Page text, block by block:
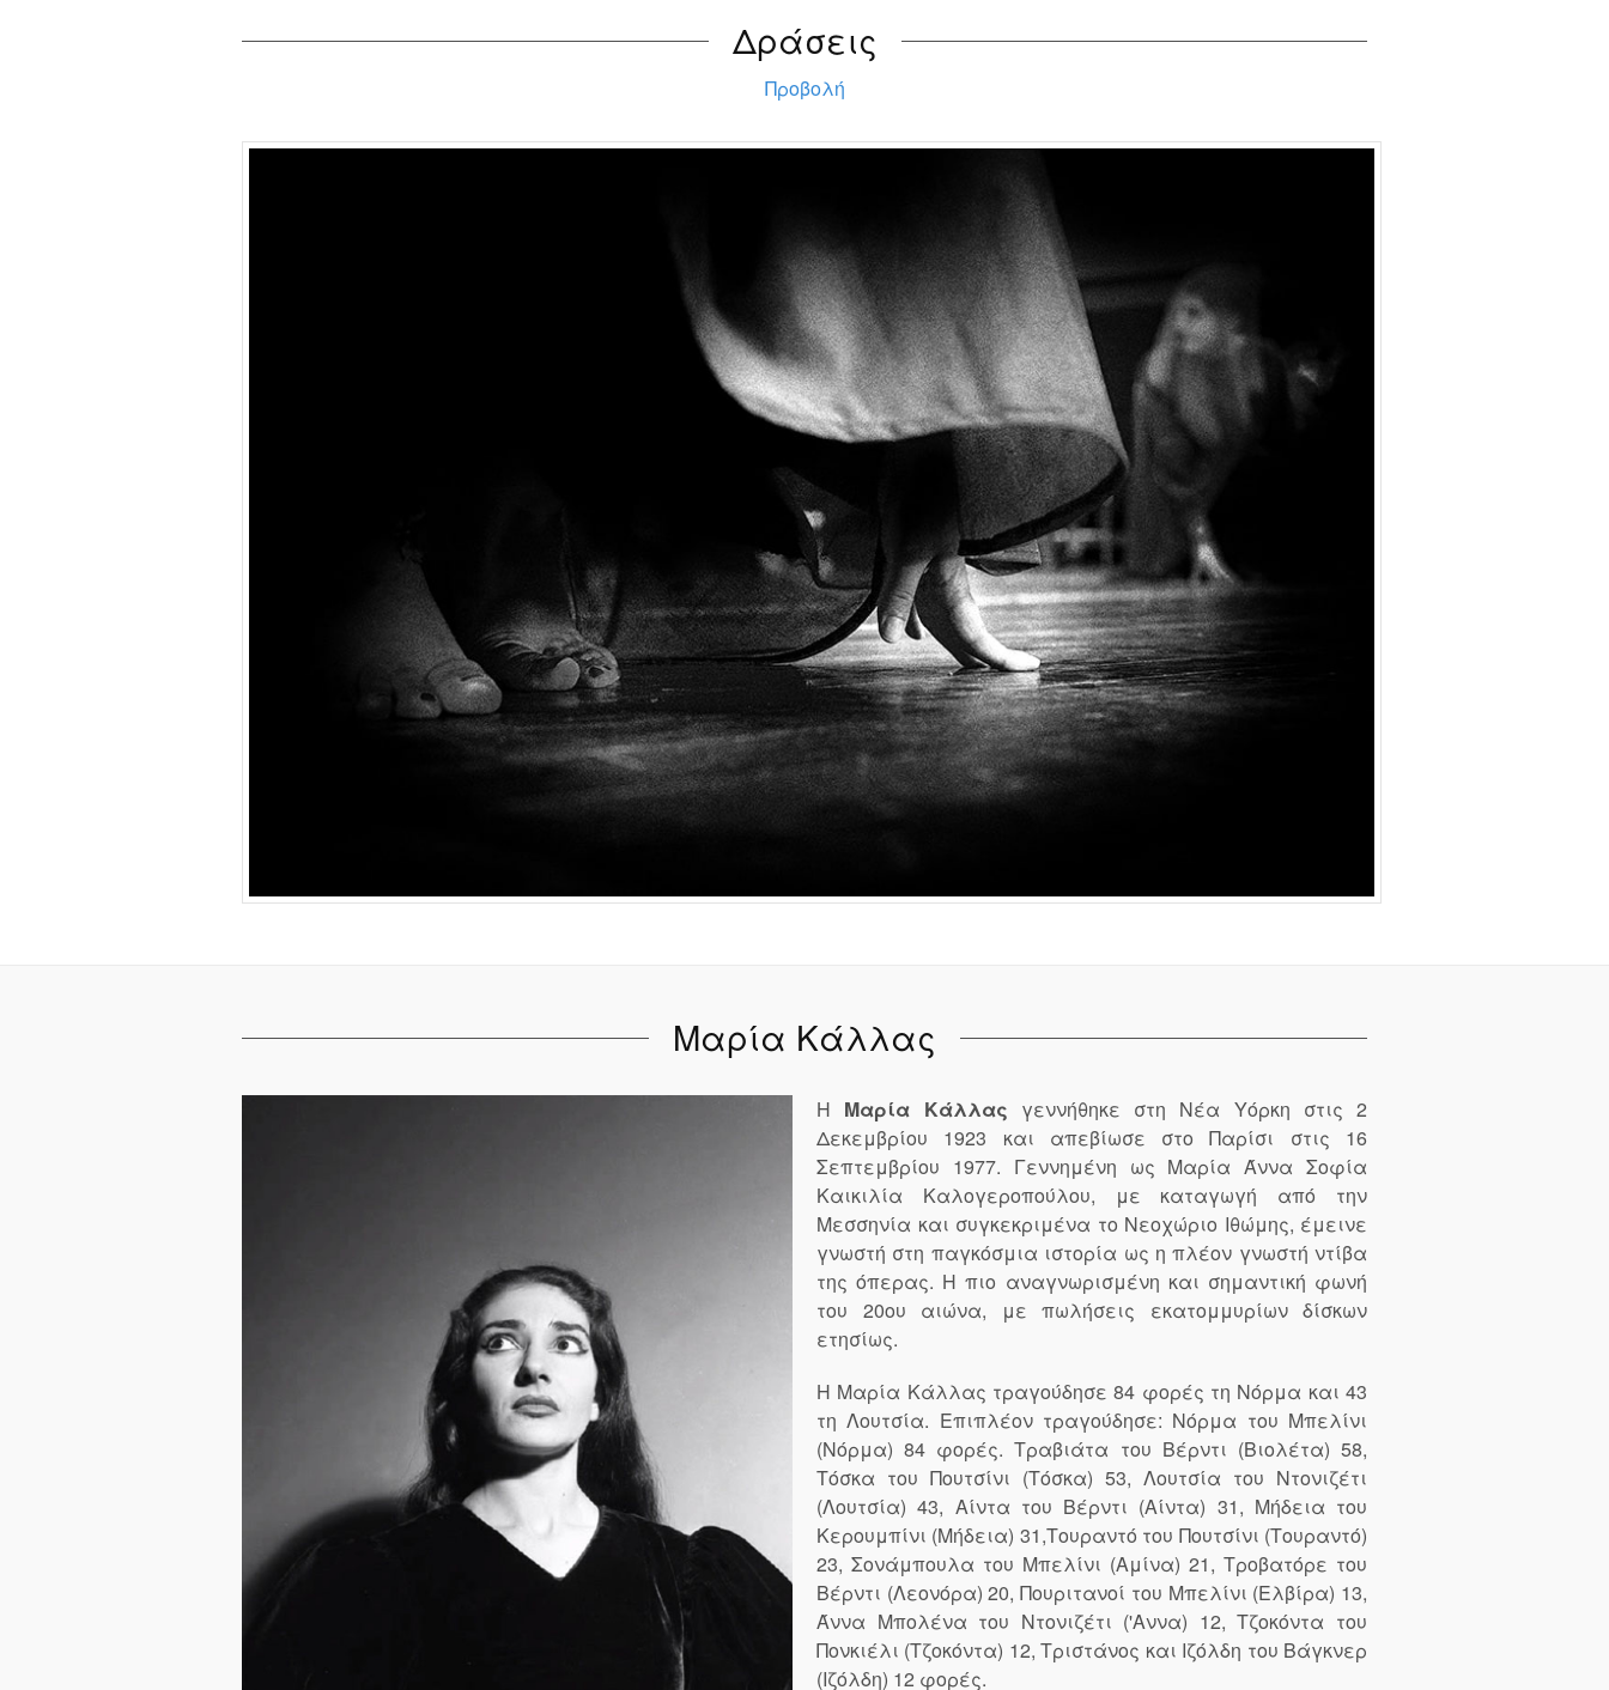
Δράσεις
Προβολή
Μαρία Κάλλας
Η Μαρία Κάλλας γεννήθηκε στη Νέα Υόρκη στις 2
Δεκεμβρίου 1923 και απεβίωσε στο Παρίσι στις 16
Σεπτεμβρίου 1977. Γεννημένη ως Μαρία Άννα Σοφία
Καικιλία Καλογεροπούλου, με καταγωγή από την
Μεσσηνία και συγκεκριμένα το Νεοχώριο Ιθώμης, έμεινε
γνωστή στη παγκόσμια ιστορία ως η πλέον γνωστή ντίβα
της όπερας. Η πιο αναγνωρισμένη και σημαντική φωνή
του 20ου αιώνα, με πωλήσεις εκατομμυρίων δίσκων
ετησίως.
Η Μαρία Κάλλας τραγούδησε 84 φορές τη Νόρμα και 43
τη Λουτσία. Επιπλέον τραγούδησε: Νόρμα του Μπελίνι
(Νόρμα) 84 φορές. Τραβιάτα του Βέρντι (Βιολέτα) 58,
Τόσκα του Πουτσίνι (Τόσκα) 53, Λουτσία του Ντονιζέτι
(Λουτσία) 43, Αίντα του Βέρντι (Αίντα) 31, Μήδεια του
Κερουμπίνι (Μήδεια) 31,Τουραντό του Πουτσίνι (Τουραντό)
23, Σονάμπουλα του Μπελίνι (Αμίνα) 21, Τροβατόρε του
Βέρντι (Λεονόρα) 20, Πουριτανοί του Μπελίνι (Ελβίρα) 13,
Άννα Μπολένα του Ντονιζέτι ('Αννα) 12, Τζοκόντα του
Πονκιέλι (Τζοκόντα) 12, Τριστάνος και Ιζόλδη του Βάγκνερ
(Ιζόλδη) 12 φορές.